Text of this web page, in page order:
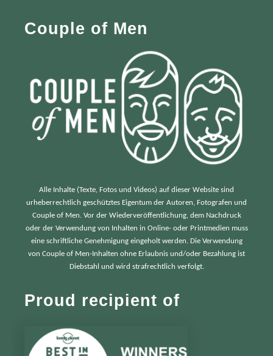
Couple of Men
Alle Inhalte (Texte, Fotos und Videos) auf dieser Website sind
urheberrechtlich geschütztes Eigentum der Autoren, Fotografen und
Couple of Men. Vor der Wiederveröffentlichung, dem Nachdruck
oder der Verwendung von Inhalten in Online- oder Printmedien muss
eine schriftliche Genehmigung eingeholt werden. Die Verwendung
von Couple of Men-Inhalten ohne Erlaubnis und/oder Bezahlung ist
Diebstahl und wird strafrechtlich verfolgt.
Proud recipient of